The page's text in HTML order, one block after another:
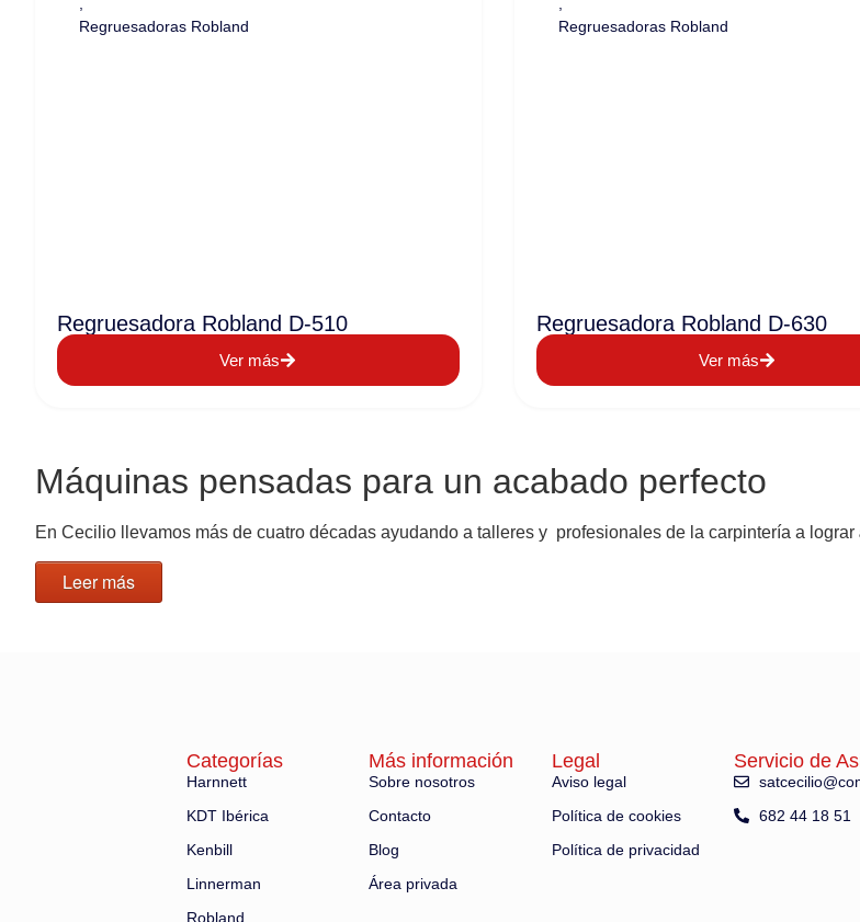
Regruesadoras Robland
Regruesadora Robland D-510
Ver más
Regruesadoras Robland
Regruesadora Robland D-630
Ver más
Máquinas pensadas para un acabado perfecto
En Cecilio llevamos más de cuatro décadas ayudando a talleres y profesionales de la carpintería a lograr
Leer más
Categorías
Harnnett
KDT Ibérica
Kenbill
Linnerman
Robland
Más información
Sobre nosotros
Contacto
Blog
Área privada
Legal
Aviso legal
Política de cookies
Política de privacidad
Servicio de
682 44 18 51